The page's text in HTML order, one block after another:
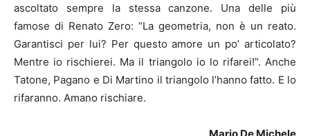
ascoltato sempre la stessa canzone. Una delle più
famose di Renato Zero: “La geometria, non è un reato.
Garantisci per lui? Per questo amore un po’ articolato?
Mentre io rischierei. Ma il triangolo io lo rifarei!”. Anche
Tatone, Pagano e Di Martino il triangolo l’hanno fatto. E lo
rifaranno. Amano rischiare.